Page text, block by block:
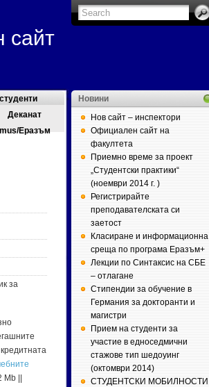
Деканат
Еразъм
за
Mb ||
Новини
Нов сайт – инспектори
Официален сайт на
факултета
Приемно време за проект
„Студентски практики“
(ноември 2014 г. )
Регистрирайте
преподавателската си
заетост
Класиране и информационна
среща по програма Еразъм+
Лекции по Синтаксис на СБЕ
– отлагане
Стипендии за обучение в
Германия за докторанти и
магистри
Прием на студенти за
участие в едноседмични
стажове тип шедоуинг
(октомври 2014)
СТУДЕНТСКИ МОБИЛНОСТИ